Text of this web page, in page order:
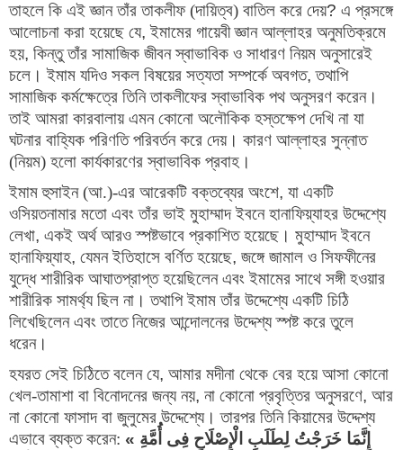
তাহলে কি এই জ্ঞান তাঁর তাকলীফ (দায়িত্ব) বাতিল করে দেয়? এ প্রসঙ্গে
আলোচনা করা হয়েছে যে, ইমামের গায়েবী জ্ঞান আল্লাহর অনুমতিক্রমে
হয়, কিন্তু তাঁর সামাজিক জীবন স্বাভাবিক ও সাধারণ নিয়ম অনুসারেই
চলে। ইমাম যদিও সকল বিষয়ের সত্যতা সম্পর্কে অবগত, তথাপি
সামাজিক কর্মক্ষেত্রে তিনি তাকলীফের স্বাভাবিক পথ অনুসরণ করেন।
তাই আমরা কারবালায় এমন কোনো অলৌকিক হস্তক্ষেপ দেখি না যা
ঘটনার বাহ্যিক পরিণতি পরিবর্তন করে দেয়। কারণ আল্লাহর সুন্নাত
(নিয়ম) হলো কার্যকারণের স্বাভাবিক প্রবাহ।
ইমাম হুসাইন (আ.)-এর আরেকটি বক্তব্যের অংশে, যা একটি
ওসিয়তনামার মতো এবং তাঁর ভাই মুহাম্মাদ ইবনে হানাফিয়্যাহর উদ্দেশ্যে
লেখা, একই অর্থ আরও স্পষ্টভাবে প্রকাশিত হয়েছে। মুহাম্মাদ ইবনে
হানাফিয়্যাহ, যেমন ইতিহাসে বর্ণিত হয়েছে, জঙ্গে জামাল ও সিফফীনের
যুদ্ধে শারীরিক আঘাতপ্রাপ্ত হয়েছিলেন এবং ইমামের সাথে সঙ্গী হওয়ার
শারীরিক সামর্থ্য ছিল না। তথাপি ইমাম তাঁর উদ্দেশ্যে একটি চিঠি
লিখেছিলেন এবং তাতে নিজের আন্দোলনের উদ্দেশ্য স্পষ্ট করে তুলে
ধরেন।
হযরত সেই চিঠিতে বলেন যে, আমার মদীনা থেকে বের হয়ে আসা কোনো
খেল-তামাশা বা বিনোদনের জন্য নয়, না কোনো প্রবৃত্তির অনুসরণে, আর
না কোনো ফাসাদ বা জুলুমের উদ্দেশ্যে। তারপর তিনি কিয়ামের উদ্দেশ্য
এভাবে ব্যক্ত করেন: «